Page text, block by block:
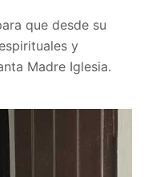
que desde su
y
Madre Iglesia.